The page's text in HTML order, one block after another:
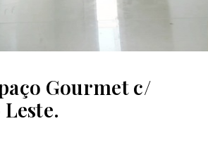
Gourmet c/